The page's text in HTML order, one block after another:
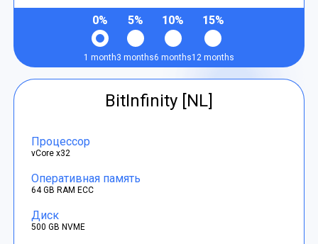
0%
1 month
5%
3 months
10%
6 months
15%
12 months
BitInfinity [NL]
Процессор
vCore x32
Оперативная память
64 GB RAM ECC
Диск
500 GB NVME